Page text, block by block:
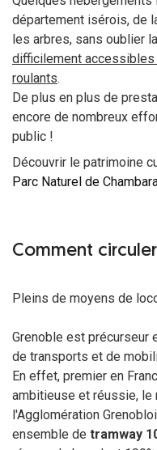
département isérois, de
les arbres, sans oublier
difficilement
roulants.
De plus en plus de
encore de nombreux
public !
Découvrir le patrimoine
Parc Naturel de
Comment
Pleins de moyens de
Grenoble est précurseur
de transports et de
En effet, premier en
ambitieuse et réussie, le
l'Agglomération
ensemble de tramway